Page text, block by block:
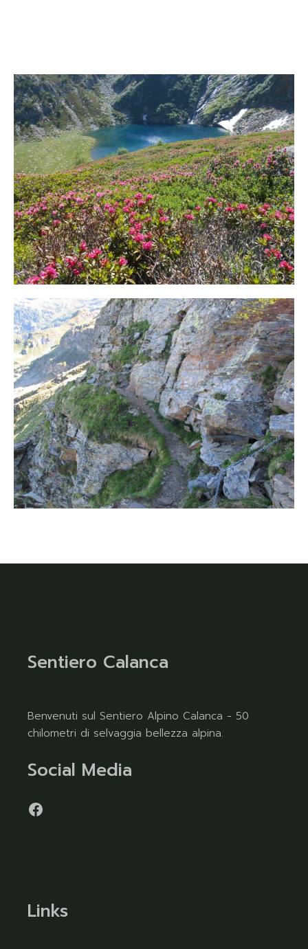
Sentiero Calanca
Benvenuti sul Sentiero Alpino Calanca - 50
chilometri di selvaggia bellezza alpina.
Social Media
Links